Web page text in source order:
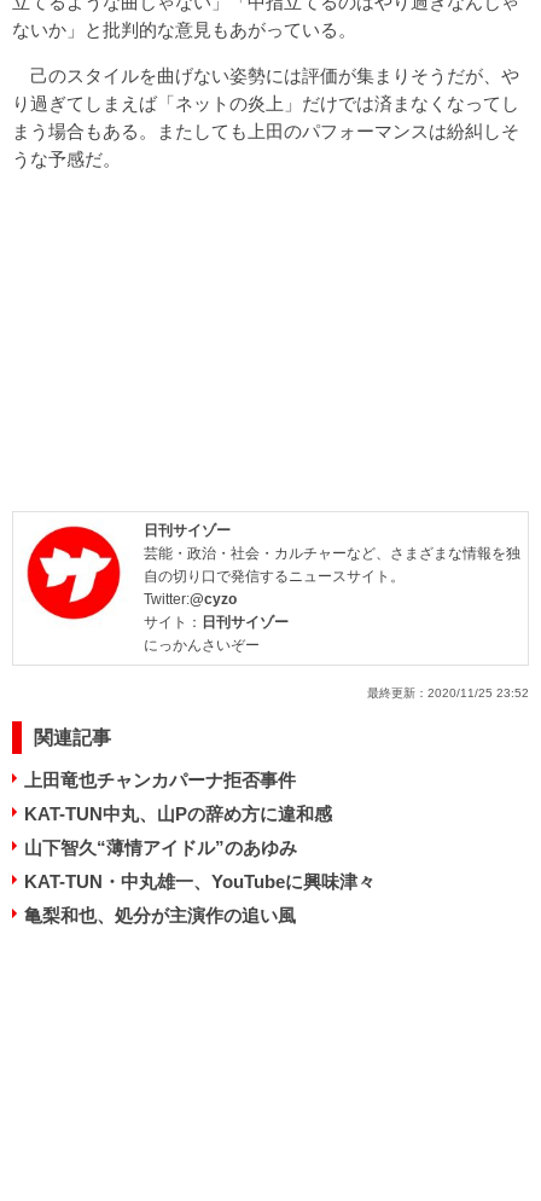
ないか」と批判的な意見もあがっている。
己のスタイルを曲げない姿勢には評価が集まりそうだが、や
り過ぎてしまえば「ネットの炎上」だけでは済まなくなってし
まう場合もある。またしても上田のパフォーマンスは紛糾しそ
うな予感だ。
日刊サイゾー
芸能・政治・社会・カルチャーなど、さまざまな情報を独
自の切り口で発信するニュースサイト。
Twitter:@cyzo
サイト： 日刊サイゾー
にっかんさいぞー
最終更新： 2020/11/25 23:52
関連記事
上田竜也チャンカパーナ拒否事件
KAT-TUN中丸、山Pの辞め方に違和感
山下智久“薄情アイドル”のあゆみ
KAT-TUN・中丸雄一、YouTubeに興味津々
亀梨和也、処分が主演作の追い風